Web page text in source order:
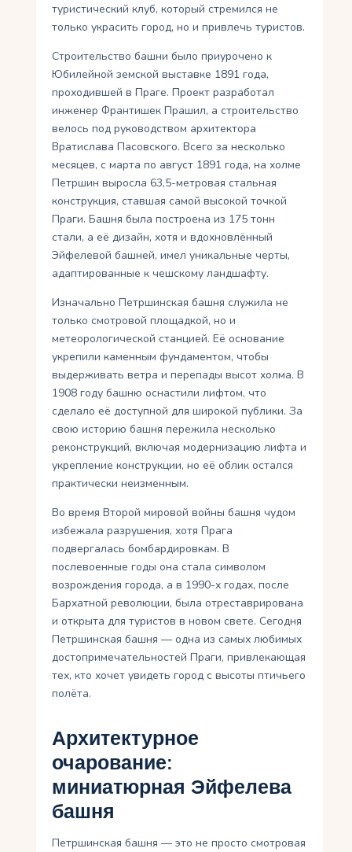
туристический клуб, который стремился не
только украсить город, но и привлечь туристов.
Строительство башни было приурочено к
Юбилейной земской выставке 1891 года,
проходившей в Праге. Проект разработал
инженер Франтишек Прашил, а строительство
велось под руководством архитектора
Вратислава Пасовского. Всего за несколько
месяцев, с марта по август 1891 года, на холме
Петршин выросла 63,5-метровая стальная
конструкция, ставшая самой высокой точкой
Праги. Башня была построена из 175 тонн
стали, а её дизайн, хотя и вдохновлённый
Эйфелевой башней, имел уникальные черты,
адаптированные к чешскому ландшафту.
Изначально Петршинская башня служила не
только смотровой площадкой, но и
метеорологической станцией. Её основание
укрепили каменным фундаментом, чтобы
выдерживать ветра и перепады высот холма. В
1908 году башню оснастили лифтом, что
сделало её доступной для широкой публики. За
свою историю башня пережила несколько
реконструкций, включая модернизацию лифта и
укрепление конструкции, но её облик остался
практически неизменным.
Во время Второй мировой войны башня чудом
избежала разрушения, хотя Прага
подвергалась бомбардировкам. В
послевоенные годы она стала символом
возрождения города, а в 1990-х годах, после
Бархатной революции, была отреставрирована
и открыта для туристов в новом свете. Сегодня
Петршинская башня — одна из самых любимых
достопримечательностей Праги, привлекающая
тех, кто хочет увидеть город с высоты птичьего
полёта.
Архитектурное
очарование:
миниатюрная Эйфелева
башня
Петршинская башня — это не просто смотровая